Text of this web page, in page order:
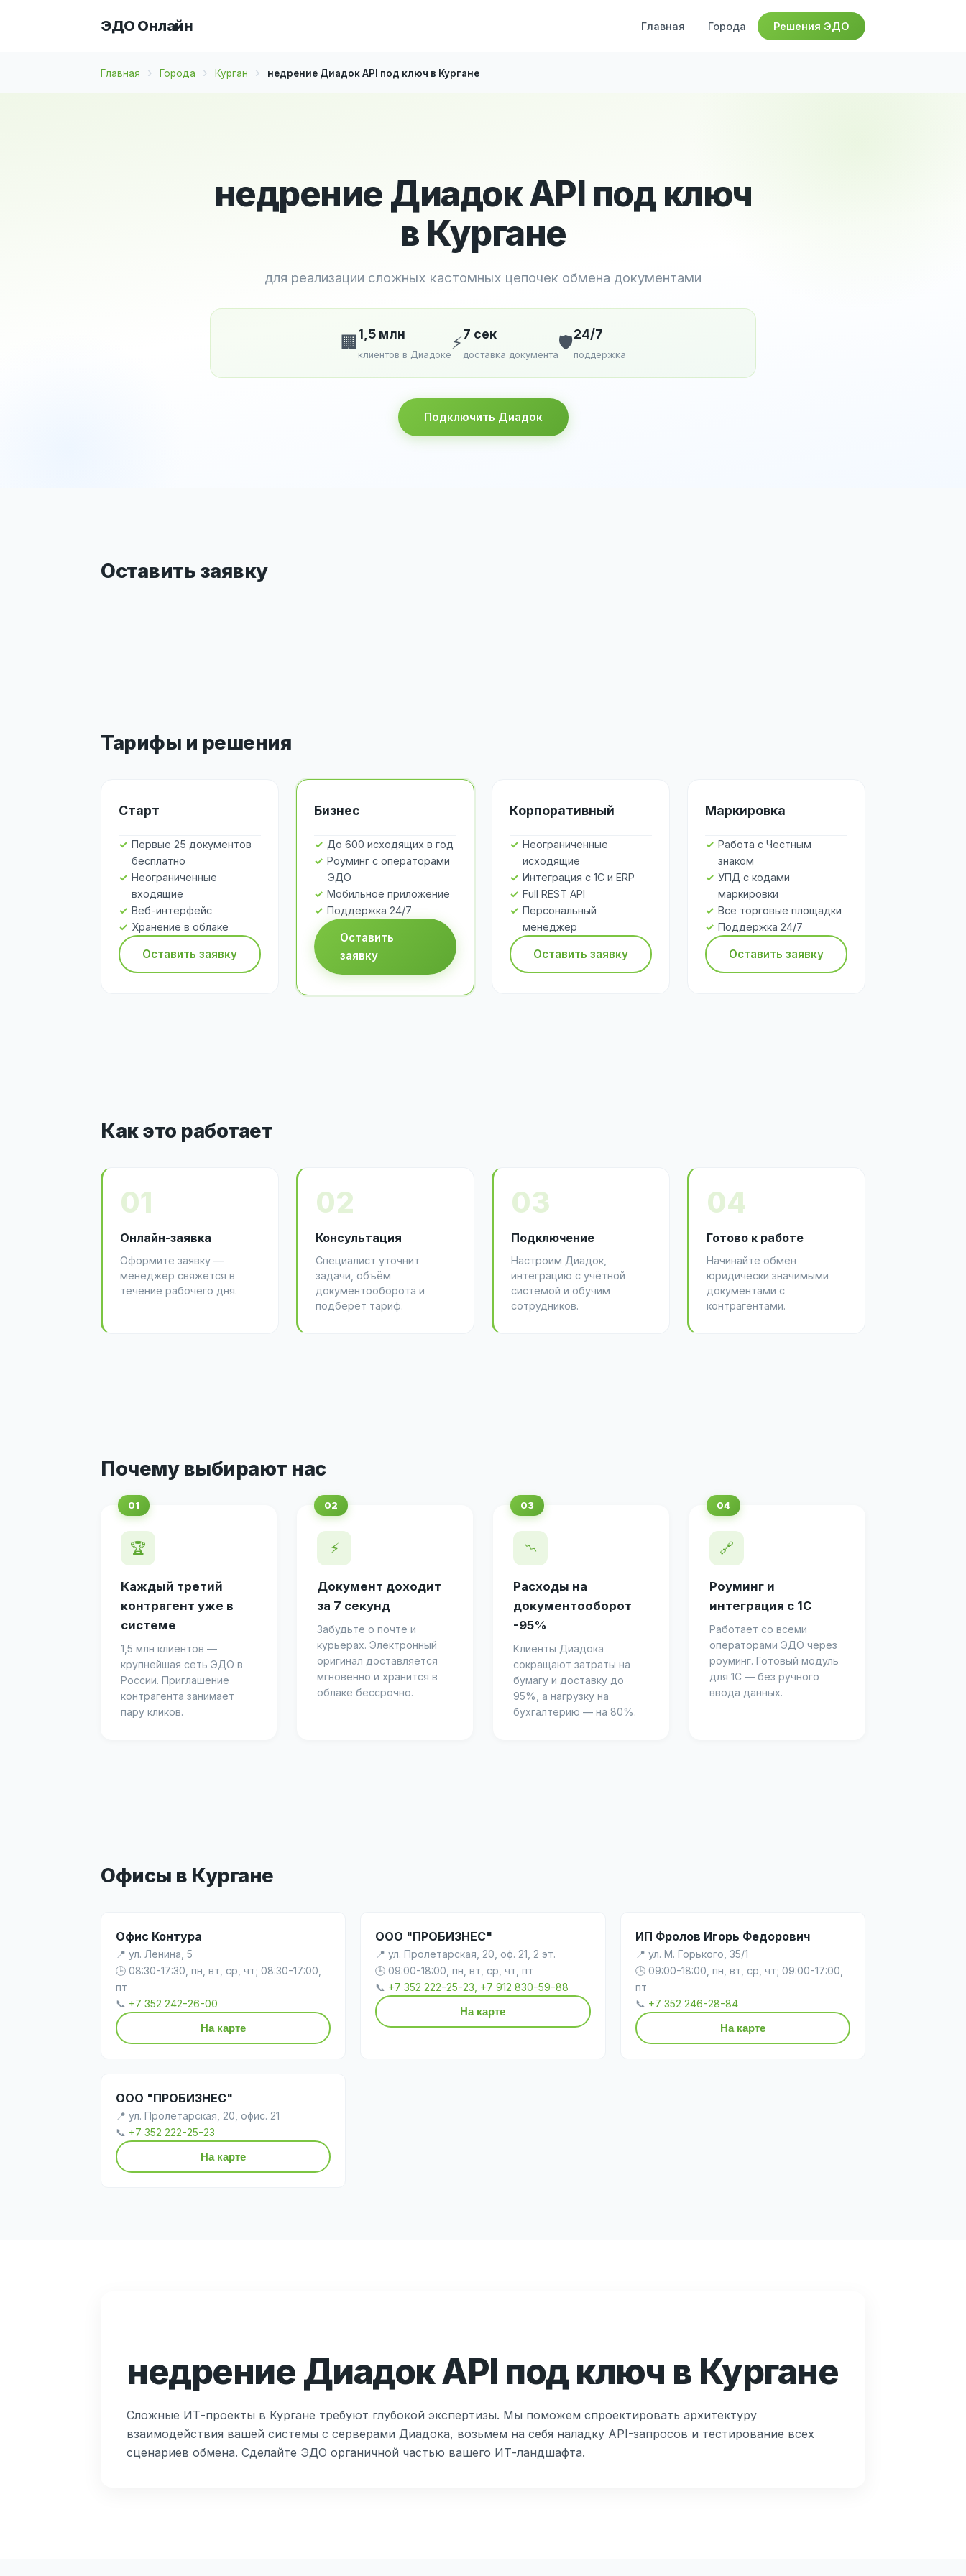
ЭДО Онлайн Главная Города Решения ЭДО
Главная Города Курган недрение Диадок API под ключ в Кургане
недрение Диадок API под ключ
в Кургане
для реализации сложных кастомных цепочек обмена документами
🏢 1,5 млн
клиентов в Диадоке
⚡7 сек
доставка документа
🛡️24/7
поддержка
Подключить Диадок
Оставить заявку
Тарифы и решения
Старт
Первые 25 документов
бесплатно
Неограниченные
входящие
Веб-интерфейс
Хранение в облаке
Оставить заявку
Бизнес
До 600 исходящих в год
Роуминг с операторами
ЭДО
Мобильное приложение
Поддержка 24/7
Оставить
заявку
Корпоративный
Неограниченные
исходящие
Интеграция с 1С и ERP
Full REST API
Персональный
менеджер
Оставить заявку
Маркировка
Работа с Честным
знаком
УПД с кодами
маркировки
Все торговые площадки
Поддержка 24/7
Оставить заявку
Как это работает
01
Онлайн-заявка
Оформите заявку —
менеджер свяжется в
течение рабочего дня.
02
Консультация
Специалист уточнит
задачи, объём
документооборота и
подберёт тариф.
03
Подключение
Настроим Диадок,
интеграцию с учётной
системой и обучим
сотрудников.
04
Готово к работе
Начинайте обмен
юридически значимыми
документами с
контрагентами.
Почему выбирают нас
🏆
Каждый третий
контрагент уже в
системе
1,5 млн клиентов —
крупнейшая сеть ЭДО в
России. Приглашение
контрагента занимает
пару кликов.
⚡
Документ доходит
за 7 секунд
Забудьте о почте и
курьерах. Электронный
оригинал доставляется
мгновенно и хранится в
облаке бессрочно.
📉
Расходы на
документооборот
-95%
Клиенты Диадока
сокращают затраты на
бумагу и доставку до
95%, а нагрузку на
бухгалтерию — на 80%.
🔗
Роуминг и
интеграция с 1С
Работает со всеми
операторами ЭДО через
роуминг. Готовый модуль
для 1С — без ручного
ввода данных.
Офисы в Кургане
Офис Контура
📍 ул. Ленина, 5
🕒 08:30-17:30, пн, вт, ср, чт; 08:30-17:00,
пт
📞 +7 352 242-26-00
На карте
ООО "ПРОБИЗНЕС"
📍 ул. Пролетарская, 20, оф. 21, 2 эт.
🕒 09:00-18:00, пн, вт, ср, чт, пт
📞 +7 352 222-25-23, +7 912 830-59-88
На карте
ИП Фролов Игорь Федорович
📍 ул. М. Горького, 35/1
🕒 09:00-18:00, пн, вт, ср, чт; 09:00-17:00,
пт
📞 +7 352 246-28-84
На карте
ООО "ПРОБИЗНЕС"
📍 ул. Пролетарская, 20, офис. 21
📞 +7 352 222-25-23
На карте
недрение Диадок API под ключ в Кургане
Сложные ИТ-проекты в Кургане требуют глубокой экспертизы. Мы поможем спроектировать архитектуру
взаимодействия вашей системы с серверами Диадока, возьмем на себя наладку API-запросов и тестирование всех
сценариев обмена. Сделайте ЭДО органичной частью вашего ИТ-ландшафта.